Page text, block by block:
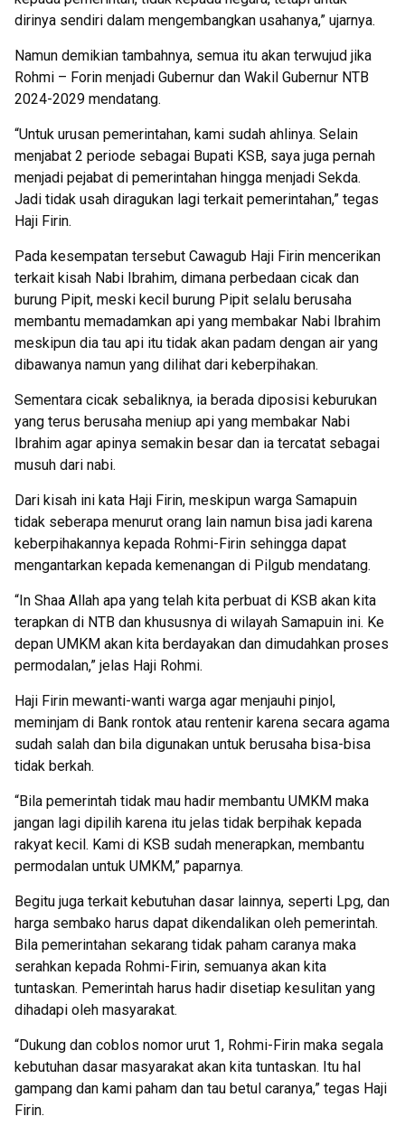
dirinya sendiri dalam mengembangkan usahanya,” ujarnya.
Namun demikian tambahnya, semua itu akan terwujud jika
Rohmi – Forin menjadi Gubernur dan Wakil Gubernur NTB
2024-2029 mendatang.
“Untuk urusan pemerintahan, kami sudah ahlinya. Selain
menjabat 2 periode sebagai Bupati KSB, saya juga pernah
menjadi pejabat di pemerintahan hingga menjadi Sekda.
Jadi tidak usah diragukan lagi terkait pemerintahan,” tegas
Haji Firin.
Pada kesempatan tersebut Cawagub Haji Firin mencerikan
terkait kisah Nabi Ibrahim, dimana perbedaan cicak dan
burung Pipit, meski kecil burung Pipit selalu berusaha
membantu memadamkan api yang membakar Nabi Ibrahim
meskipun dia tau api itu tidak akan padam dengan air yang
dibawanya namun yang dilihat dari keberpihakan.
Sementara cicak sebaliknya, ia berada diposisi keburukan
yang terus berusaha meniup api yang membakar Nabi
Ibrahim agar apinya semakin besar dan ia tercatat sebagai
musuh dari nabi.
Dari kisah ini kata Haji Firin, meskipun warga Samapuin
tidak seberapa menurut orang lain namun bisa jadi karena
keberpihakannya kepada Rohmi-Firin sehingga dapat
mengantarkan kepada kemenangan di Pilgub mendatang.
“In Shaa Allah apa yang telah kita perbuat di KSB akan kita
terapkan di NTB dan khususnya di wilayah Samapuin ini. Ke
depan UMKM akan kita berdayakan dan dimudahkan proses
permodalan,” jelas Haji Rohmi.
Haji Firin mewanti-wanti warga agar menjauhi pinjol,
meminjam di Bank rontok atau rentenir karena secara agama
sudah salah dan bila digunakan untuk berusaha bisa-bisa
tidak berkah.
“Bila pemerintah tidak mau hadir membantu UMKM maka
jangan lagi dipilih karena itu jelas tidak berpihak kepada
rakyat kecil. Kami di KSB sudah menerapkan, membantu
permodalan untuk UMKM,” paparnya.
Begitu juga terkait kebutuhan dasar lainnya, seperti Lpg, dan
harga sembako harus dapat dikendalikan oleh pemerintah.
Bila pemerintahan sekarang tidak paham caranya maka
serahkan kepada Rohmi-Firin, semuanya akan kita
tuntaskan. Pemerintah harus hadir disetiap kesulitan yang
dihadapi oleh masyarakat.
“Dukung dan coblos nomor urut 1, Rohmi-Firin maka segala
kebutuhan dasar masyarakat akan kita tuntaskan. Itu hal
gampang dan kami paham dan tau betul caranya,” tegas Haji
Firin.